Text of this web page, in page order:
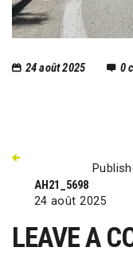
24 août 2025 0
AH21_5698
24 août 2025
LEAVE A